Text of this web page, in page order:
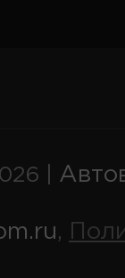
|
,